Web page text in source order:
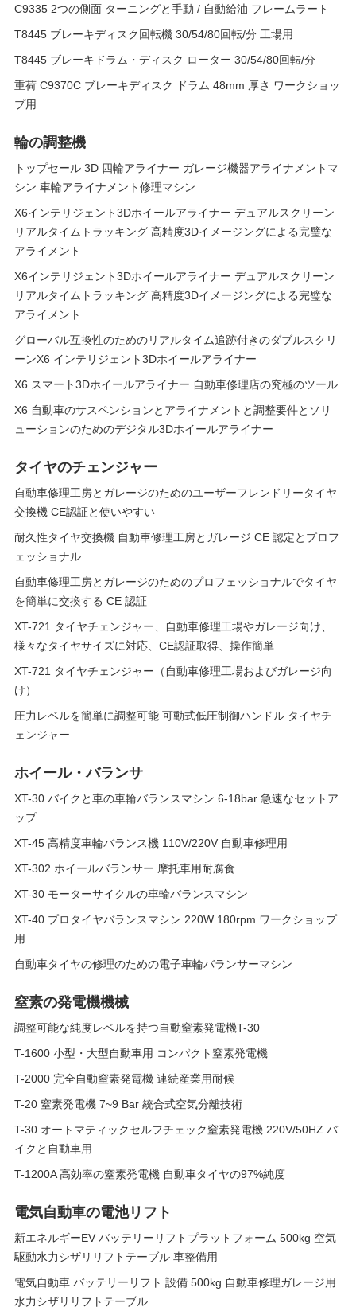
C9335 2つの側面 ターニングと手動 / 自動給油 フレームラート
T8445 ブレーキディスク回転機 30/54/80回転/分 工場用
T8445 ブレーキドラム・ディスク ローター 30/54/80回転/分
重荷 C9370C ブレーキディスク ドラム 48mm 厚さ ワークショッ
プ用
輪の調整機
トップセール 3D 四輪アライナー ガレージ機器アライナメントマ
シン 車輪アライナメント修理マシン
X6インテリジェント3Dホイールアライナー デュアルスクリーン
リアルタイムトラッキング 高精度3Dイメージングによる完璧な
アライメント
X6インテリジェント3Dホイールアライナー デュアルスクリーン
リアルタイムトラッキング 高精度3Dイメージングによる完璧な
アライメント
グローバル互換性のためのリアルタイム追跡付きのダブルスクリ
ーンX6 インテリジェント3Dホイールアライナー
X6 スマート3Dホイールアライナー 自動車修理店の究極のツール
X6 自動車のサスペンションとアライナメントと調整要件とソリ
ューションのためのデジタル3Dホイールアライナー
タイヤのチェンジャー
自動車修理工房とガレージのためのユーザーフレンドリータイヤ
交換機 CE認証と使いやすい
耐久性タイヤ交換機 自動車修理工房とガレージ CE 認定とプロフ
ェッショナル
自動車修理工房とガレージのためのプロフェッショナルでタイヤ
を簡単に交換する CE 認証
XT-721 タイヤチェンジャー、自動車修理工場やガレージ向け、
様々なタイヤサイズに対応、CE認証取得、操作簡単
XT-721 タイヤチェンジャー（自動車修理工場およびガレージ向
け）
圧力レベルを簡単に調整可能 可動式低圧制御ハンドル タイヤチ
ェンジャー
ホイール・バランサ
XT-30 バイクと車の車輪バランスマシン 6-18bar 急速なセットア
ップ
XT-45 高精度車輪バランス機 110V/220V 自動車修理用
XT-302 ホイールバランサー 摩托車用耐腐食
XT-30 モーターサイクルの車輪バランスマシン
XT-40 プロタイヤバランスマシン 220W 180rpm ワークショップ
用
自動車タイヤの修理のための電子車輪バランサーマシン
窒素の発電機機械
調整可能な純度レベルを持つ自動窒素発電機T-30
T-1600 小型・大型自動車用 コンパクト窒素発電機
T-2000 完全自動窒素発電機 連続産業用耐候
T-20 窒素発電機 7~9 Bar 統合式空気分離技術
T-30 オートマティックセルフチェック窒素発電機 220V/50HZ バ
イクと自動車用
T-1200A 高効率の窒素発電機 自動車タイヤの97%純度
電気自動車の電池リフト
新エネルギーEV バッテリーリフトプラットフォーム 500kg 空気
駆動水力シザリリフトテーブル 車整備用
電気自動車 バッテリーリフト 設備 500kg 自動車修理ガレージ用
水力シザリリフトテーブル